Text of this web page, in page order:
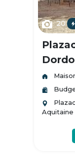
20
Aquitaine